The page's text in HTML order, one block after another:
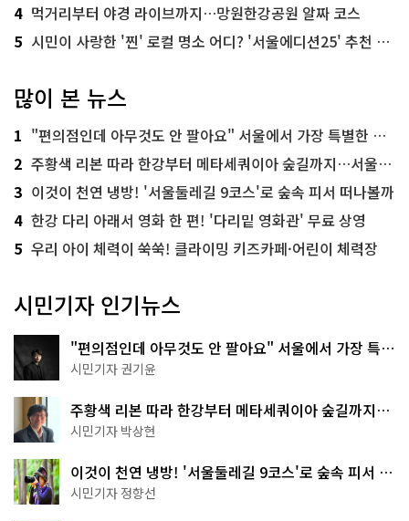
4 먹거리부터 야경 라이브까지…망원한강공원 알짜 코스
5 시민이 사랑한 '찐' 로컬 명소 어디? '서울에디션25' 추천 코스
많이 본 뉴스
1 "편의점인데 아무것도 안 팔아요" 서울에서 가장 특별한 편의점의 정체
2 주황색 리본 따라 한강부터 메타세쿼이아 숲길까지…서울둘레길 15코스
3 이것이 천연 냉방! '서울둘레길 9코스'로 숲속 피서 떠나볼까
4 한강 다리 아래서 영화 한 편! '다리밑 영화관' 무료 상영
5 우리 아이 체력이 쑥쑥! 클라이밍 키즈카페·어린이 체력장
시민기자 인기뉴스
"편의점인데 아무것도 안 팔아요" 서울에서 가장 특별
한 편의점의 정체
시민기자 권기윤
주황색 리본 따라 한강부터 메타세쿼이아 숲길까지…
서울둘레길 15코스
시민기자 박상현
이것이 천연 냉방! '서울둘레길 9코스'로 숲속 피서 떠
나볼까
시민기자 정향선